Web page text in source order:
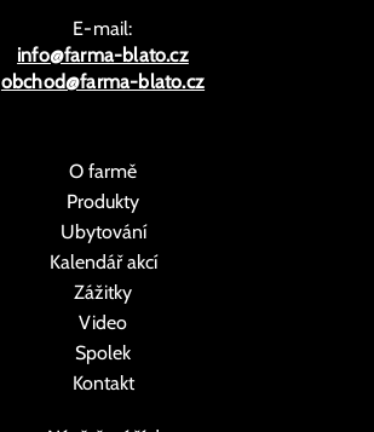
E-mail:
info@farma-blato.cz
obchod@farma-blato.cz
O farmě
Produkty
Ubytování
Kalendář akcí
Zážitky
Video
Spolek
Kontakt